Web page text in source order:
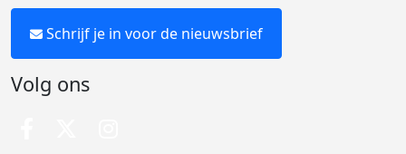
Schrijf je in voor de nieuwsbrief
Volg ons